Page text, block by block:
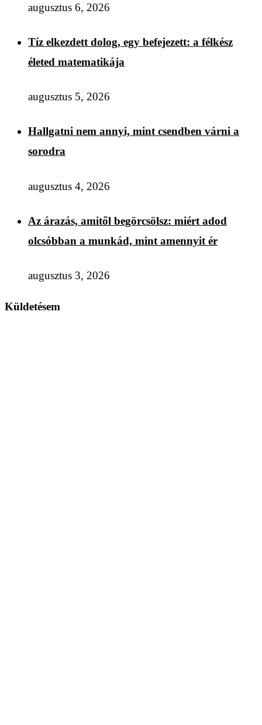
augusztus 6, 2026
Tíz elkezdett dolog, egy befejezett: a félkész
életed matematikája
augusztus 5, 2026
Hallgatni nem annyi, mint csendben várni a
sorodra
augusztus 4, 2026
Az árazás, amitől begörcsölsz: miért adod
olcsóbban a munkád, mint amennyit ér
augusztus 3, 2026
Küldetésem